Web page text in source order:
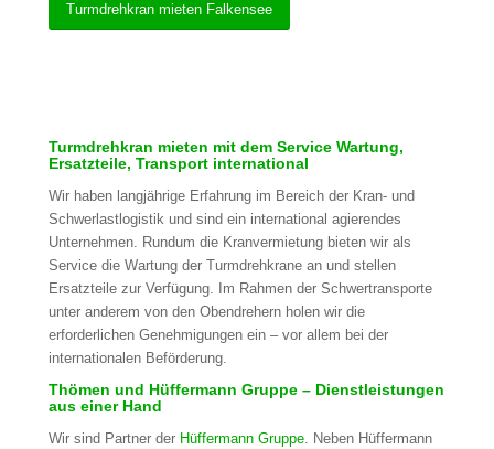
Turmdrehkran mieten Falkensee
Turmdrehkran mieten mit dem Service Wartung,
Ersatzteile, Transport international
Wir haben langjährige Erfahrung im Bereich der Kran- und
Schwerlastlogistik und sind ein international agierendes
Unternehmen. Rundum die Kranvermietung bieten wir als
Service die Wartung der Turmdrehkrane an und stellen
Ersatzteile zur Verfügung. Im Rahmen der Schwertransporte
unter anderem von den Obendrehern holen wir die
erforderlichen Genehmigungen ein – vor allem bei der
internationalen Beförderung.
Thömen und Hüffermann Gruppe – Dienstleistungen
aus einer Hand
Wir sind Partner der Hüffermann Gruppe. Neben Hüffermann